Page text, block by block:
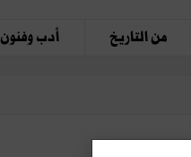
من التاريخ أدب وفنون